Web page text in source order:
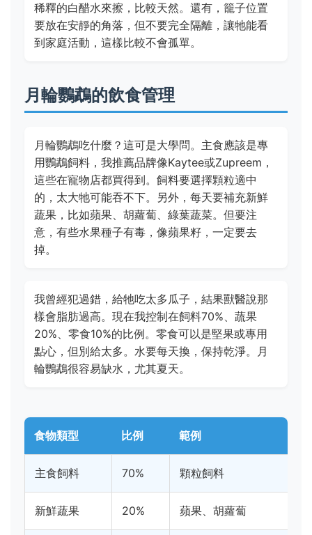
稀釋的白醋水來擦，比較天然。還有，籠子位置
要放在安靜的角落，但不要完全隔離，讓牠能看
到家庭活動，這樣比較不會孤單。
月輪鸚鵡的飲食管理
月輪鸚鵡吃什麼？這可是大學問。主食應該是專
用鸚鵡飼料，我推薦品牌像Kaytee或Zupreem，
這些在寵物店都買得到。飼料要選擇顆粒適中
的，太大牠可能吞不下。另外，每天要補充新鮮
蔬果，比如蘋果、胡蘿蔔、綠葉蔬菜。但要注
意，有些水果種子有毒，像蘋果籽，一定要去
掉。
我曾經犯過錯，給牠吃太多瓜子，結果獸醫說那
樣會脂肪過高。現在我控制在飼料70%、蔬果
20%、零食10%的比例。零食可以是堅果或專用
點心，但別給太多。水要每天換，保持乾淨。月
輪鸚鵡很容易缺水，尤其夏天。
食物類型 比例 範例
主食飼料 70% 顆粒飼料
新鮮蔬果 20% 蘋果、胡蘿蔔